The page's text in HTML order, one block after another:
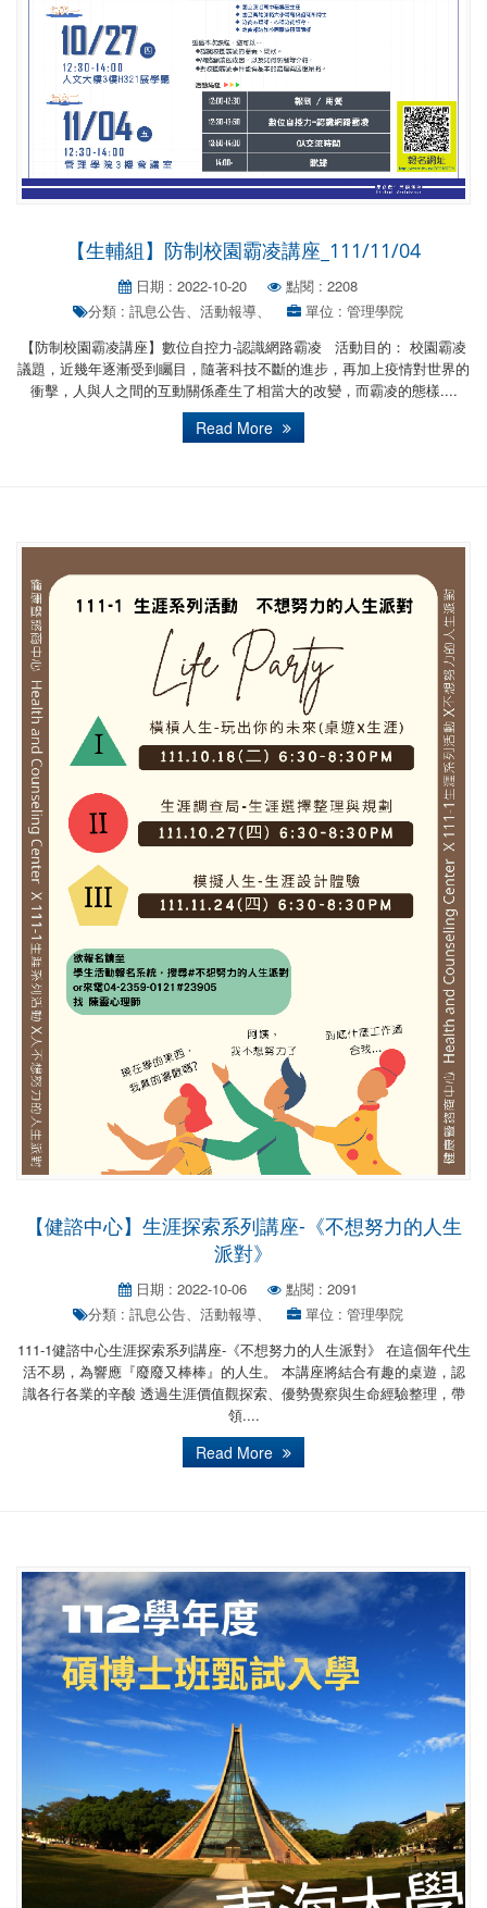
【生輔組】防制校園霸凌講座_111/11/04
日期 : 2022-10-20
點閱 : 2208
分類 : 訊息公告、活動報導、
單位 : 管理學院
【防制校園霸凌講座】數位自控力-認識網路霸凌 活動目的： 校園霸凌
議題，近幾年逐漸受到矚目，隨著科技不斷的進步，再加上疫情對世界的
衝擊，人與人之間的互動關係產生了相當大的改變，而霸凌的態樣....
Read More
【健諮中心】生涯探索系列講座-《不想努力的人生
派對》
日期 : 2022-10-06
點閱 : 2091
分類 : 訊息公告、活動報導、
單位 : 管理學院
111-1健諮中心生涯探索系列講座-《不想努力的人生派對》 在這個年代生
活不易，為響應『廢廢又棒棒』的人生。 本講座將結合有趣的桌遊，認
識各行各業的辛酸 透過生涯價值觀探索、優勢覺察與生命經驗整理，帶
領....
Read More